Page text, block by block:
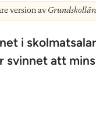
version av
i
svinnet att